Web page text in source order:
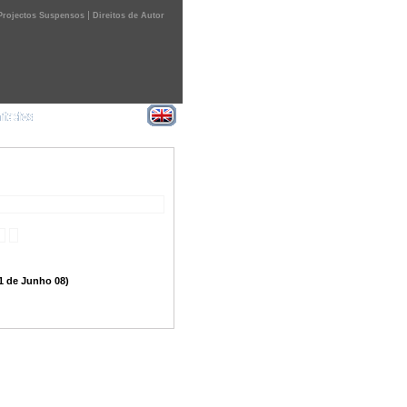
Projectos Suspensos | Direitos de Autor
de Junho 08)